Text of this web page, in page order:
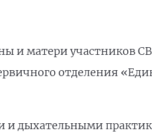
и матери участников
отделения
и дыхательными